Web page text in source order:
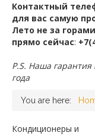
Контактный
для вас самую
Лето не за
прямо сейчас: +7
P.S. Наша гарантия
года
You are here:
Кондиционеры и